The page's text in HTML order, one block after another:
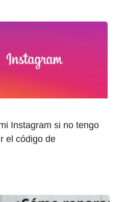
Instagram si no tengo
el código de